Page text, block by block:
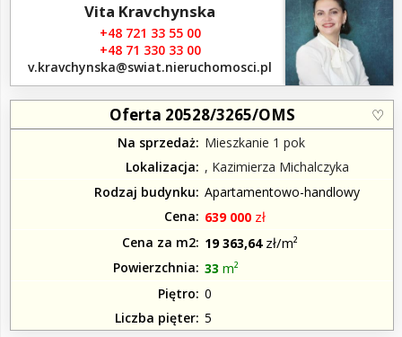
Vita Kravchynska
+48 721 33 55 00
+48 71 330 33 00
v.kravchynska​@swiat.nieruchomosci.pl
Oferta 20528/3265/OMS
Na sprzedaż
Mieszkanie 1 pok
Lokalizacja
, Kazimierza Michalczyka
Rodzaj budynku Apartamentowo-handlowy
Cena
639 000 zł
Cena za m2 19 363,64zł/m²
Powierzchnia 33 m²
Piętro 0
Liczba pięter 5